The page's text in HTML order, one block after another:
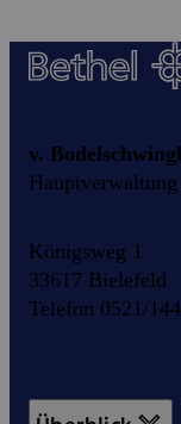
v.
Hauptverwaltung
Königsweg 1
33617 Bielefeld
Telefon 0521/